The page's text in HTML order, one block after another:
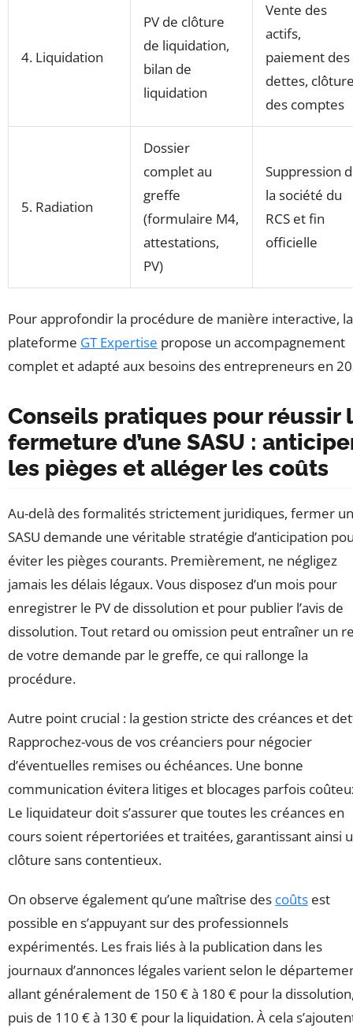
4. Liquidation
PV de clôture
de liquidation,
bilan de
liquidation
Vente des
actifs,
paiement des
dettes,
des comptes
5. Radiation
Dossier
complet au
greffe
(formulaire M4,
attestations,
PV)
Suppression
la société du
RCS et fin
officielle
Pour approfondir la procédure de manière interactive, la
plateforme GT Expertise propose un accompagnement
complet et adapté aux besoins des entrepreneurs en
Conseils pratiques pour réussir
fermeture d’une SASU :
les pièges et alléger les coûts
Au-delà des formalités strictement juridiques, fermer
SASU demande une véritable stratégie d’anticipation
éviter les pièges courants. Premièrement, ne négligez
jamais les délais légaux. Vous disposez d’un mois pour
enregistrer le PV de dissolution et pour publier l’avis de
dissolution. Tout retard ou omission peut entraîner un
de votre demande par le greffe, ce qui rallonge la
procédure.
Autre point crucial : la gestion stricte des créances et
Rapprochez-vous de vos créanciers pour négocier
d’éventuelles remises ou échéances. Une bonne
communication évitera litiges et blocages parfois
Le liquidateur doit s’assurer que toutes les créances en
cours soient répertoriées et traitées, garantissant ainsi
clôture sans contentieux.
On observe également qu’une maîtrise des coûts est
possible en s’appuyant sur des professionnels
expérimentés. Les frais liés à la publication dans les
journaux d’annonces légales varient selon le
allant généralement de 150 € à 180 € pour la
puis de 110 € à 130 € pour la liquidation. À cela